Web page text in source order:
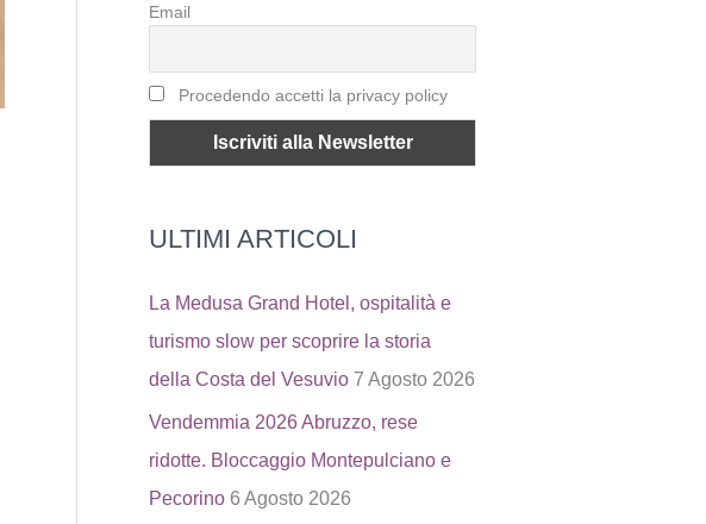
Email
Procedendo accetti la privacy policy
ULTIMI ARTICOLI
La Medusa Grand Hotel, ospitalità e
turismo slow per scoprire la storia
della Costa del Vesuvio 7 Agosto 2026
Vendemmia 2026 Abruzzo, rese
ridotte. Bloccaggio Montepulciano e
Pecorino 6 Agosto 2026